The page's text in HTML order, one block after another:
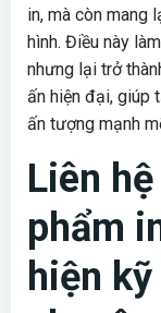
in, mà còn mang
hình. Điều này
nhưng lại trở
ấn hiện đại, giúp
ấn tượng mạnh
Liên
phẩm
hiện